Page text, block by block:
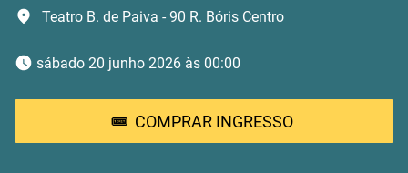
Teatro B. de Paiva - 90 R. Bóris Centro
sábado 20 junho 2026 às 00:00
COMPRAR INGRESSO